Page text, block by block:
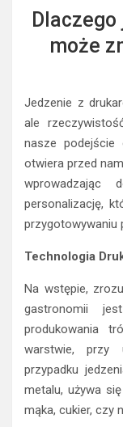
może
Jedzenie z
ale
nasze podejście
otwiera przed
wprowadzając
personalizację,
przygotowywaniu
Technologia
Na wstępie,
gastronomii
produkowania
warstwie, przy
przypadku
metalu, używa
mąka, cukier, czy